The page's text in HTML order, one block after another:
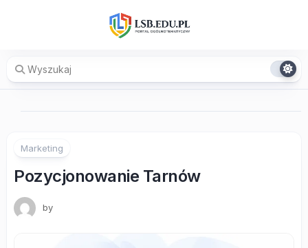
Marketing
Pozycjonowanie Tarnów
by